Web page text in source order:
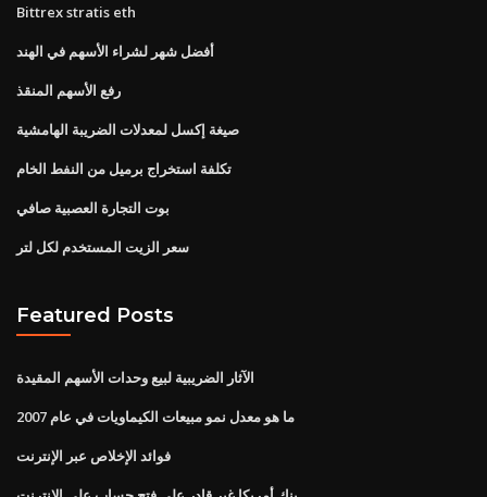
Bittrex stratis eth
أفضل شهر لشراء الأسهم في الهند
رفع الأسهم المنقذ
صيغة إكسل لمعدلات الضريبة الهامشية
تكلفة استخراج برميل من النفط الخام
بوت التجارة العصبية صافي
سعر الزيت المستخدم لكل لتر
Featured Posts
الآثار الضريبية لبيع وحدات الأسهم المقيدة
ما هو معدل نمو مبيعات الكيماويات في عام 2007
فوائد الإخلاص عبر الإنترنت